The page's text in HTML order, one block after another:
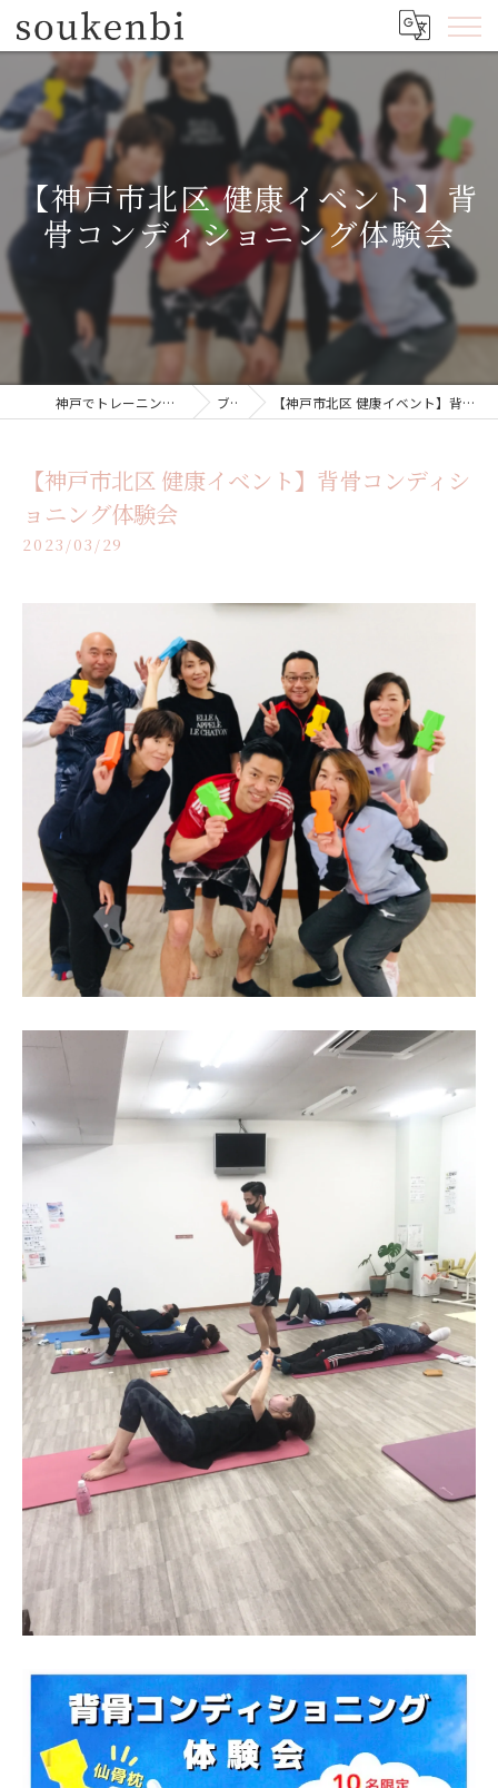
【神戸市北区 健康イベント】背
骨コンディショニング体験会
神戸でトレーニングジムならsoukenbi ブログ 【神戸市北区 健康イベント】背骨コンディショニング体験会
【神戸市北区 健康イベント】背骨コンディシ
ョニング体験会
2023/03/29